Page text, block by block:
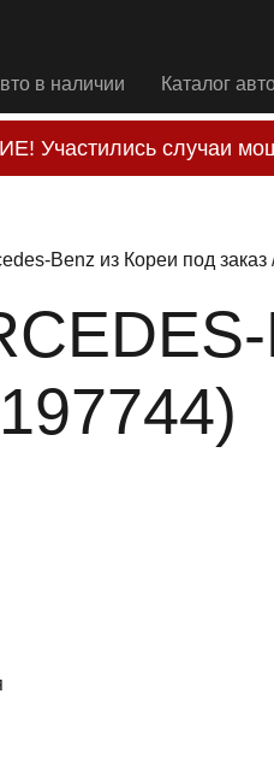
в наличии Каталог
Участились случаи
Benz из Кореи под заказ